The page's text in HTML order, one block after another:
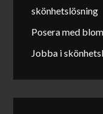
skönhetslösning
Posera med
Jobba i